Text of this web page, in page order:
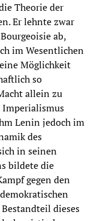
Theorie der
Er lehnte zwar
ab,
im Wesentlichen
Möglichkeit
so
allein zu
Imperialismus
Lenin jedoch im
des
in seinen
bildete die
gegen den
dieses